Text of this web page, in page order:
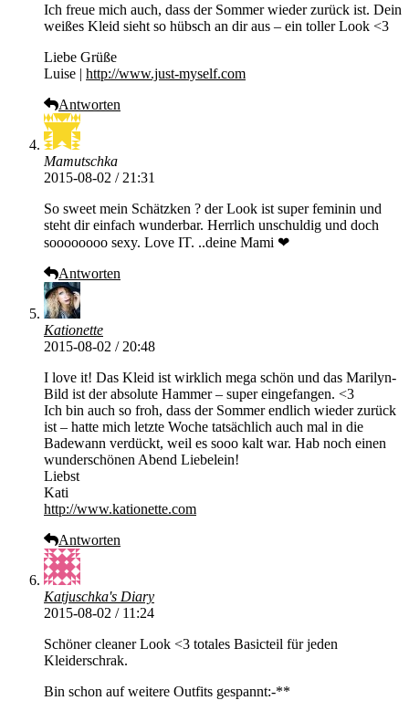
Ich freue mich auch, dass der Sommer wieder zurück ist. Dein
weißes Kleid sieht so hübsch an dir aus – ein toller Look <3
Liebe Grüße
Luise | http://www.just-myself.com
Antworten
Mamutschka
2015-08-02 / 21:31
So sweet mein Schätzken ? der Look ist super feminin und
steht dir einfach wunderbar. Herrlich unschuldig und doch
soooooooo sexy. Love IT. ..deine Mami ❤
Antworten
Kationette
2015-08-02 / 20:48
I love it! Das Kleid ist wirklich mega schön und das Marilyn-
Bild ist der absolute Hammer – super eingefangen. <3
Ich bin auch so froh, dass der Sommer endlich wieder zurück
ist – hatte mich letzte Woche tatsächlich auch mal in die
Badewann verdückt, weil es sooo kalt war. Hab noch einen
wunderschönen Abend Liebelein!
Liebst
Kati
http://www.kationette.com
Antworten
Katjuschka's Diary
2015-08-02 / 11:24
Schöner cleaner Look <3 totales Basicteil für jeden
Kleiderschrak.
Bin schon auf weitere Outfits gespannt:-**